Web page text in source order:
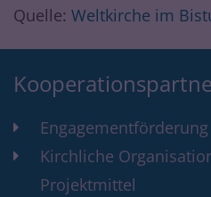
Quelle: Weltkirche im
Engagementförderung
Kirchliche
Projektmittel